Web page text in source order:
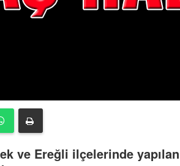
ve Ereğli ilçelerinde